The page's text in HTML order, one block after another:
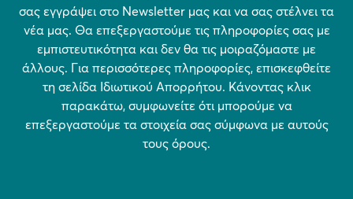
σας εγγράψει στο Newsletter μας και να σας στέλνει τα
νέα μας. Θα επεξεργαστούμε τις πληροφορίες σας με
εμπιστευτικότητα και δεν θα τις μοιραζόμαστε με
άλλους. Για περισσότερες πληροφορίες, επισκεφθείτε
τη σελίδα Ιδιωτικού Απορρήτου. Κάνοντας κλικ
παρακάτω, συμφωνείτε ότι μπορούμε να
επεξεργαστούμε τα στοιχεία σας σύμφωνα με αυτούς
τους όρους.